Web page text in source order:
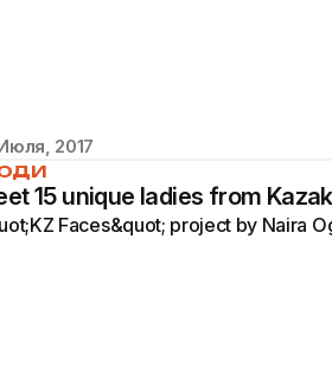
2017
15 unique ladies from
Faces&quot; project by Naira